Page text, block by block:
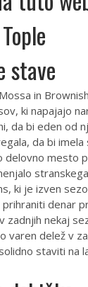
stave
in
ki napajajo
da bi eden od
da bi imela
delovno mesto
ki je izven
denar
zadnjih nekaj
varen delež v
staviti na